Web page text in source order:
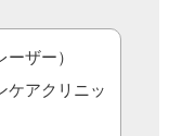
ザー）
ケアクリニッ